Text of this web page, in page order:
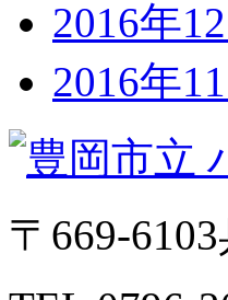
2016年12
2016年11
〒669-6103